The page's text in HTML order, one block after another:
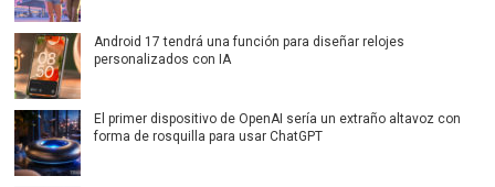
Android 17 tendrá una función para diseñar relojes
personalizados con IA
El primer dispositivo de OpenAI sería un extraño altavoz con
forma de rosquilla para usar ChatGPT